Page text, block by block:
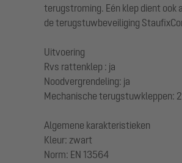
terugstroming. Eén klep dient ook
de terugstuwbeveiliging
Uitvoering
Rvs rattenklep : ja
Noodvergrendeling: ja
Mechanische terugstuwkleppen: 2
Algemene karakteristieken
Kleur: zwart
Norm: EN 13564